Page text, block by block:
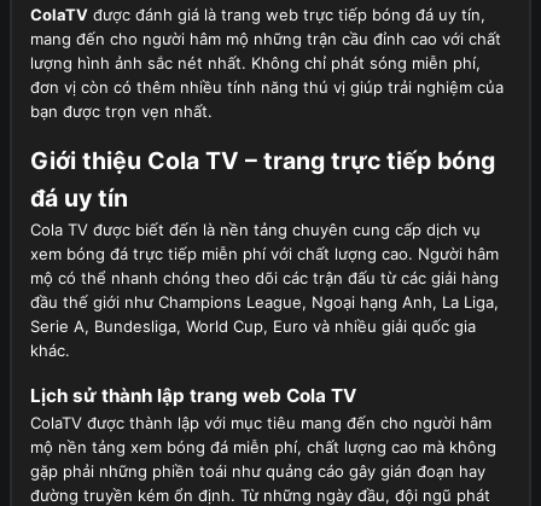
ColaTV được đánh giá là trang web trực tiếp bóng đá uy tín,
mang đến cho người hâm mộ những trận cầu đỉnh cao với chất
lượng hình ảnh sắc nét nhất. Không chỉ phát sóng miễn phí,
đơn vị còn có thêm nhiều tính năng thú vị giúp trải nghiệm của
bạn được trọn vẹn nhất.
Giới thiệu Cola TV – trang trực tiếp bóng
đá uy tín
Cola TV được biết đến là nền tảng chuyên cung cấp dịch vụ
xem bóng đá trực tiếp miễn phí với chất lượng cao. Người hâm
mộ có thể nhanh chóng theo dõi các trận đấu từ các giải hàng
đầu thế giới như Champions League, Ngoại hạng Anh, La Liga,
Serie A, Bundesliga, World Cup, Euro và nhiều giải quốc gia
khác.
Lịch sử thành lập trang web Cola TV
ColaTV được thành lập với mục tiêu mang đến cho người hâm
mộ nền tảng xem bóng đá miễn phí, chất lượng cao mà không
gặp phải những phiền toái như quảng cáo gây gián đoạn hay
đường truyền kém ổn định. Từ những ngày đầu, đội ngũ phát